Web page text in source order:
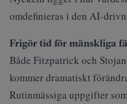
omdefinieras i den AI-
Frigör tid för mänskliga
Både Fitzpatrick och
kommer dramatiskt
Rutinmässiga uppgifter